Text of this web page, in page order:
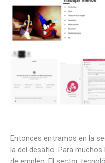
Presentación Eric Seguí.
Fantasia Automatiza con
IA
Presentación Eric Seguí.
Fantasia Automatiza con
Entonces entramos en la
la del desafío. Para